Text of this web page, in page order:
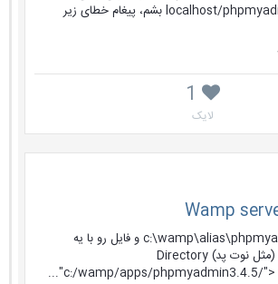
لایک
میخواستم وارد localhost/phpmyadmin بشم، پیغام خطای زیر
برید به c:\wamp\alias\phpmyadmin.conf و فایل رو با یه
ادیتور متنی باز کنید (مثل نوت پد) Directory
"c:/wamp/apps/phpmyadmin3.4.5/">